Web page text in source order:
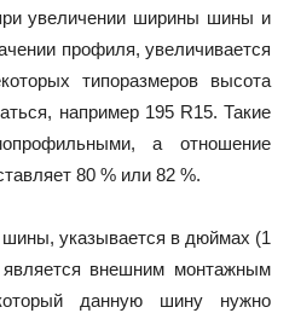
увеличении ширины шины и
профиля, увеличивается
типоразмеров высота
например 195 R15. Такие
а отношение
80 % или 82 %.
шины, указывается в дюймах (1
внешним монтажным
данную шину нужно